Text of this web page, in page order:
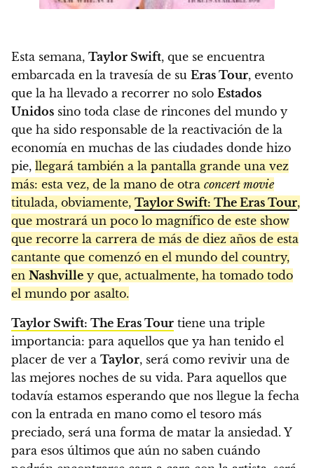
Esta semana, Taylor Swift, que se encuentra
embarcada en la travesía de su Eras Tour, evento
que la ha llevado a recorrer no solo Estados
Unidos sino toda clase de rincones del mundo y
que ha sido responsable de la reactivación de la
economía en muchas de las ciudades donde hizo
pie, llegará también a la pantalla grande una vez
más: esta vez, de la mano de otra concert movie
titulada, obviamente, Taylor Swift: The Eras Tour,
que mostrará un poco lo magnífico de este show
que recorre la carrera de más de diez años de esta
cantante que comenzó en el mundo del country,
en Nashville y que, actualmente, ha tomado todo
el mundo por asalto.
Taylor Swift: The Eras Tour tiene una triple
importancia: para aquellos que ya han tenido el
placer de ver a Taylor, será como revivir una de
las mejores noches de su vida. Para aquellos que
todavía estamos esperando que nos llegue la fecha
con la entrada en mano como el tesoro más
preciado, será una forma de matar la ansiedad. Y
para esos últimos que aún no saben cuándo